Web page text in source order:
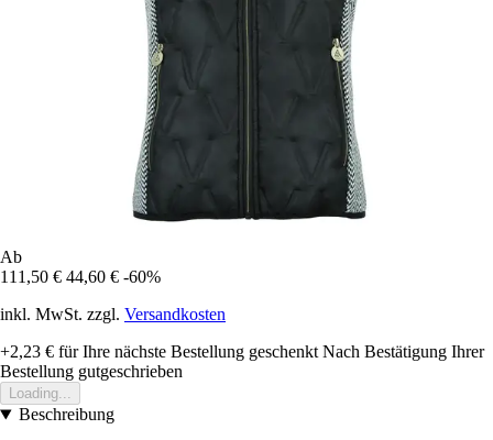
Ab
111,50 € 44,60 € -60%
inkl. MwSt. zzgl. Versandkosten
+2,23 € für Ihre nächste Bestellung geschenkt Nach Bestätigung Ihrer
Bestellung gutgeschrieben
Loading...
Beschreibung